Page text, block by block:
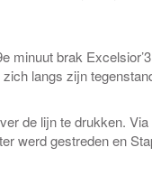
minuut brak
langs zijn
de lijn te drukken.
werd gestreden en